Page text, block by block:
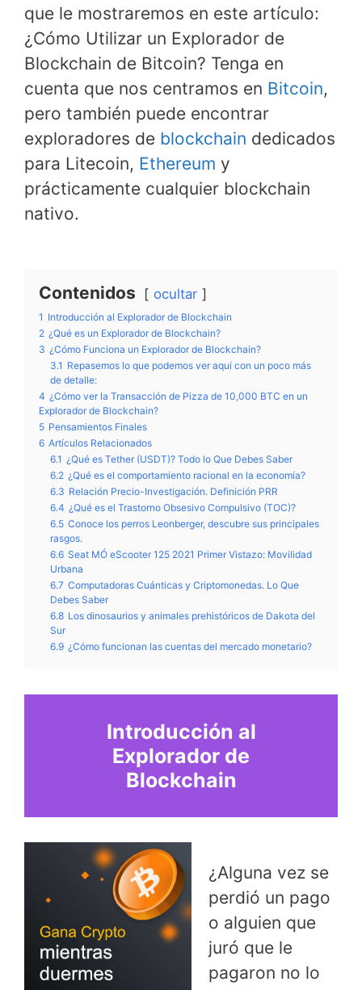
que le mostraremos en este artículo:
¿Cómo Utilizar un Explorador de
Blockchain de Bitcoin? Tenga en
cuenta que nos centramos en Bitcoin,
pero también puede encontrar
exploradores de blockchain dedicados
para Litecoin, Ethereum y
prácticamente cualquier blockchain
nativo.
Contenidos ocultar
1 Introducción al Explorador de Blockchain
2 ¿Qué es un Explorador de Blockchain?
3 ¿Cómo Funciona un Explorador de Blockchain?
3.1 Repasemos lo que podemos ver aquí con un poco más
de detalle:
4 ¿Cómo ver la Transacción de Pizza de 10,000 BTC en un
Explorador de Blockchain?
5 Pensamientos Finales
6 Artículos Relacionados
6.1 ¿Qué es Tether (USDT)? Todo lo Que Debes Saber
6.2 ¿Qué es el comportamiento racional en la economía?
6.3 Relación Precio-Investigación. Definición PRR
6.4 ¿Qué es el Trastorno Obsesivo Compulsivo (TOC)?
6.5 Conoce los perros Leonberger, descubre sus principales
rasgos.
6.6 Seat MÓ eScooter 125 2021 Primer Vistazo: Movilidad
Urbana
6.7 Computadoras Cuánticas y Criptomonedas. Lo Que
Debes Saber
6.8 Los dinosaurios y animales prehistóricos de Dakota del
Sur
6.9 ¿Cómo funcionan las cuentas del mercado monetario?
Introducción al
Explorador de
Blockchain
¿Alguna vez se
perdió un pago
o alguien que
juró que le
pagaron no lo